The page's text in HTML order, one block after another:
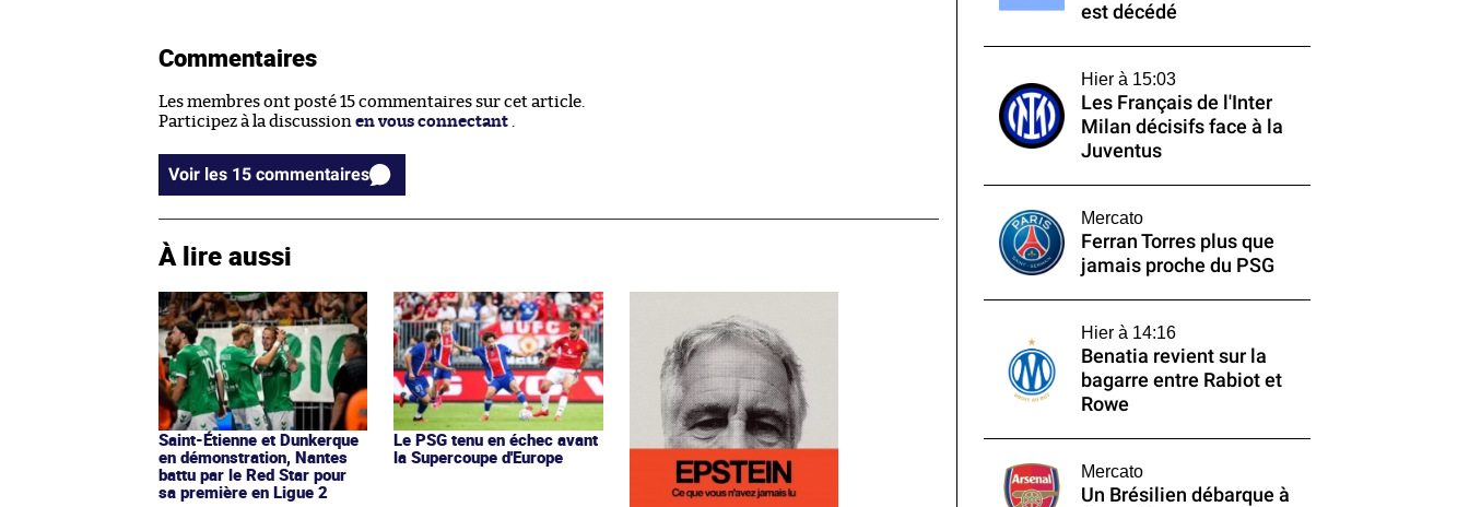
Commentaires
Les membres ont posté 15 commentaires sur cet article.
Participez à la discussion en vous connectant
Voir les 15 commentaires
À lire aussi
Saint-Étienne et Dunkerque
en démonstration, Nantes
battu par le Red Star pour
sa première en Ligue 2
Le PSG tenu en échec avant
la Supercoupe d'Europe
est décédé
Hier à 15:03
Les Français de l'Inter
Milan décisifs face à la
Juventus
Mercato
Ferran Torres plus que
jamais proche du PSG
Hier à 14:16
Benatia revient sur la
bagarre entre Rabiot et
Rowe
Mercato
Un Brésilien débarque à